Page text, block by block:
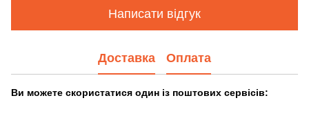
Написати відгук
Доставка Оплата
Ви можете скористатися один із поштових сервісів: